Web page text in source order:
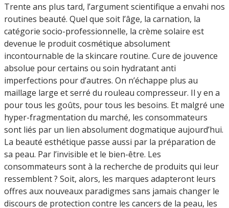
Trente ans plus tard, l’argument scientifique a envahi nos
routines beauté. Quel que soit l’âge, la carnation, la
catégorie socio-professionnelle, la crème solaire est
devenue le produit cosmétique absolument
incontournable de la skincare routine. Cure de jouvence
absolue pour certains ou soin hydratant anti
imperfections pour d’autres. On n’échappe plus au
maillage large et serré du rouleau compresseur. Il y en a
pour tous les goûts, pour tous les besoins. Et malgré une
hyper-fragmentation du marché, les consommateurs
sont liés par un lien absolument dogmatique aujourd’hui.
La beauté esthétique passe aussi par la préparation de
sa peau. Par l’invisible et le bien-être. Les
consommateurs sont à la recherche de produits qui leur
ressemblent ? Soit, alors, les marques adapteront leurs
offres aux nouveaux paradigmes sans jamais changer le
discours de protection contre les cancers de la peau, les